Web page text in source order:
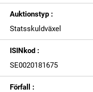
Auktionstyp :
Statsskuldväxel
ISINkod :
SE0020181675
Förfall :